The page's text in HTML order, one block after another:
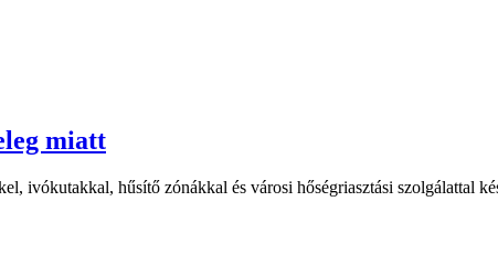
miatt
ivókutakkal, hűsítő zónákkal és városi hőségriasztási szolgálattal